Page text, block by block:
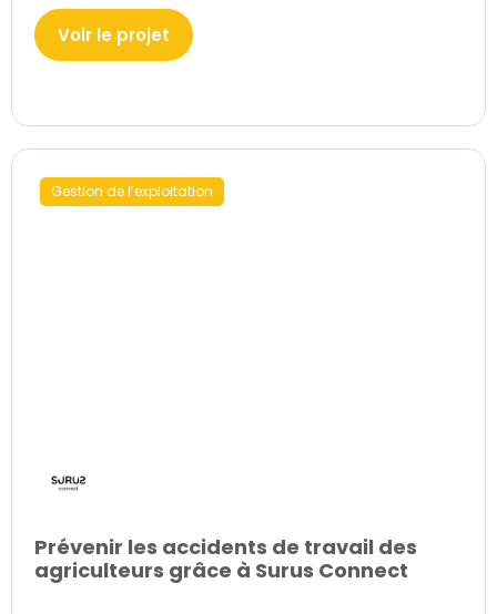
Voir le projet
Gestion de l’exploitation
Prévenir les accidents de travail des
agriculteurs grâce à Surus Connect